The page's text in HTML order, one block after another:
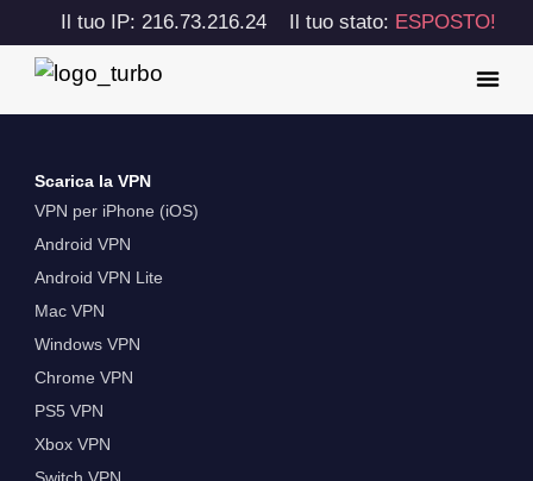
Il tuo IP: 216.73.216.24 Il tuo stato: ESPOSTO!
Scarica la VPN
VPN per iPhone (iOS)
Android VPN
Android VPN Lite
Mac VPN
Windows VPN
Chrome VPN
PS5 VPN
Xbox VPN